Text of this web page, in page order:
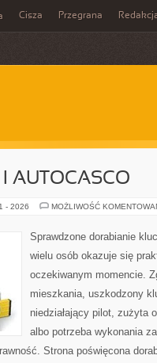
Cisza Przegrana
AUTOCASCO
- 2026 MOŻLIWOŚĆ
Sprawdzone dorabianie
wielu osób okazuje się
oczekiwanym momencie.
mieszkania, uszkodzony
niedziałający pilot, zużyta
albo potrzeba wykonania
Strona poświęcona